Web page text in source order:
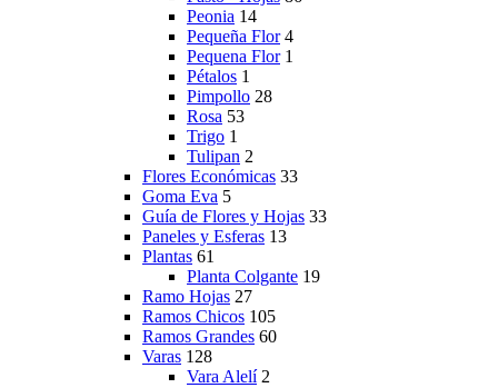
Peonia 14
Pequeña Flor 4
Pequena Flor 1
Pétalos 1
Pimpollo 28
Rosa 53
Trigo 1
Tulipan 2
Flores Económicas 33
Goma Eva 5
Guía de Flores y Hojas 33
Paneles y Esferas 13
Plantas 61
Planta Colgante 19
Ramo Hojas 27
Ramos Chicos 105
Ramos Grandes 60
Varas 128
Vara Alelí 2